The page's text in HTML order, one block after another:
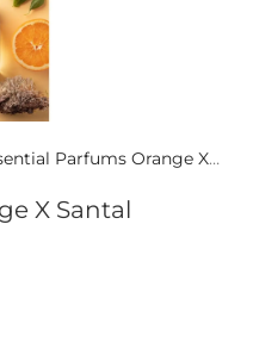
Parfums Orange X
X Santal